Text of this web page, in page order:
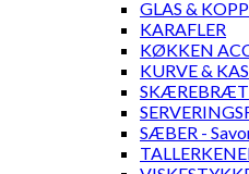
GLAS &
KARAFLER
KØKKEN
KURVE &
SÆBER -